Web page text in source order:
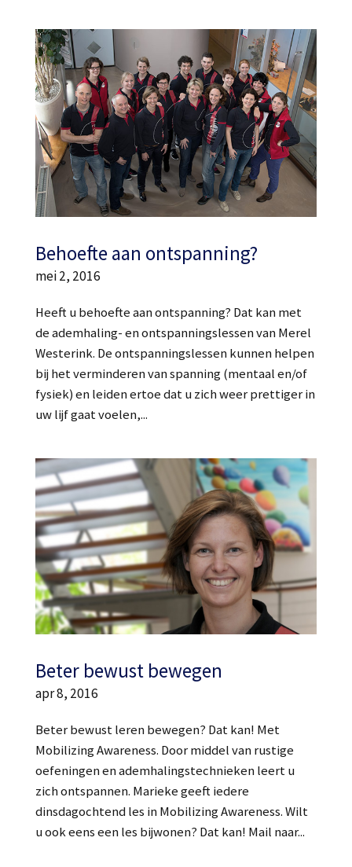
Behoefte aan ontspanning?
mei 2, 2016
Heeft u behoefte aan ontspanning? Dat kan met
de ademhaling- en ontspanningslessen van Merel
Westerink. De ontspanningslessen kunnen helpen
bij het verminderen van spanning (mentaal en/of
fysiek) en leiden ertoe dat u zich weer prettiger in
uw lijf gaat voelen,...
Beter bewust bewegen
apr 8, 2016
Beter bewust leren bewegen? Dat kan! Met
Mobilizing Awareness. Door middel van rustige
oefeningen en ademhalingstechnieken leert u
zich ontspannen. Marieke geeft iedere
dinsdagochtend les in Mobilizing Awareness. Wilt
u ook eens een les bijwonen? Dat kan! Mail naar...